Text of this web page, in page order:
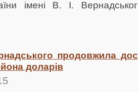
імені В. І.
продовжила
доларів